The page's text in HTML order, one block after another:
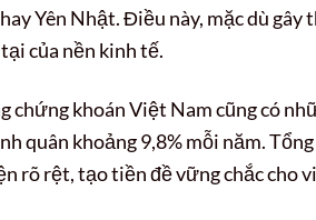
Yên Nhật. Điều này, mặc dù
của nền kinh tế.
chứng khoán Việt Nam cũng có
quân khoảng 9,8% mỗi năm.
rõ rệt, tạo tiền đề vững chắc cho